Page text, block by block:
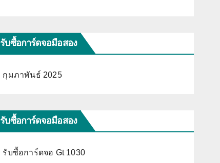
รับซื้อการ์ดจอมือสอง
กุมภาพันธ์ 2025
รับซื้อการ์ดจอมือสอง
รับซื้อการ์ดจอ Gt 1030